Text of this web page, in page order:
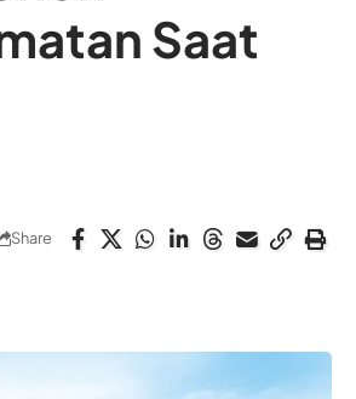
Saat
Share